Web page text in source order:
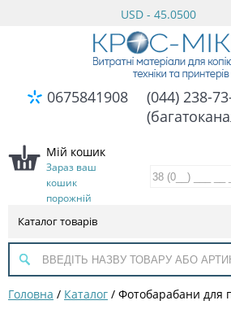
USD - 45.0500
0675841908
(044) 238-
Мій кошик
Зараз ваш
кошик
порожній
Каталог товарів
Головна / Каталог / Фотобарабани для